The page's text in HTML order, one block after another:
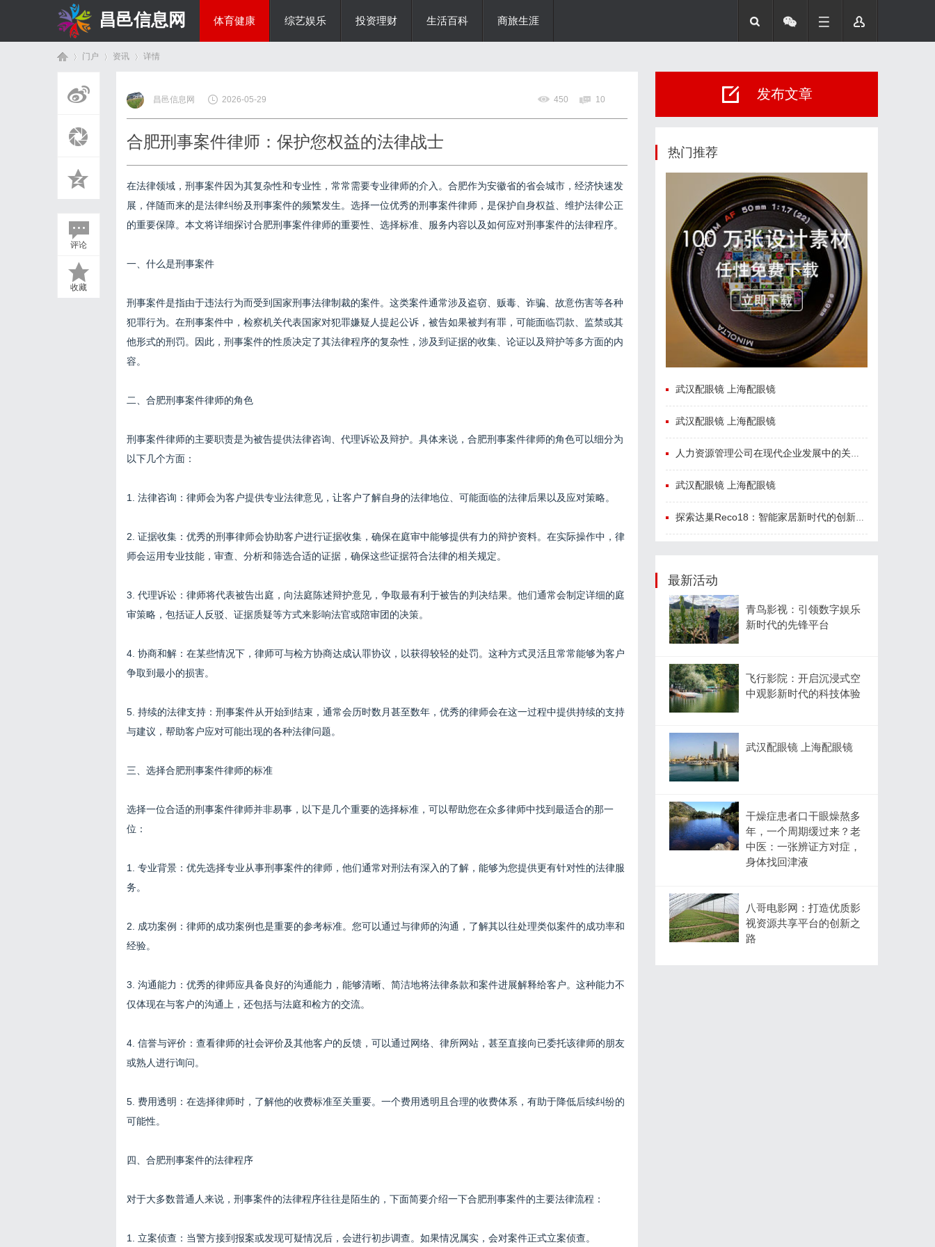
昌邑信息网 体育健康 综艺娱乐 投资理财 生活百科 商旅生涯
门户 资讯
›
详情
评论
收藏
昌邑信息网 2026-05-29 450 10
合肥刑事案件律师：保护您权益的法律战士
在法律领域，刑事案件因为其复杂性和专业性，常常需要专业律师的介入。合肥作为安徽省的省会城市，经济快速发
展，伴随而来的是法律纠纷及刑事案件的频繁发生。选择一位优秀的刑事案件律师，是保护自身权益、维护法律公正
的重要保障。本文将详细探讨合肥刑事案件律师的重要性、选择标准、服务内容以及如何应对刑事案件的法律程序。
一、什么是刑事案件
刑事案件是指由于违法行为而受到国家刑事法律制裁的案件。这类案件通常涉及盗窃、贩毒、诈骗、故意伤害等各种
犯罪行为。在刑事案件中，检察机关代表国家对犯罪嫌疑人提起公诉，被告如果被判有罪，可能面临罚款、监禁或其
他形式的刑罚。因此，刑事案件的性质决定了其法律程序的复杂性，涉及到证据的收集、论证以及辩护等多方面的内
容。
二、合肥刑事案件律师的角色
刑事案件律师的主要职责是为被告提供法律咨询、代理诉讼及辩护。具体来说，合肥刑事案件律师的角色可以细分为
以下几个方面：
1. 法律咨询：律师会为客户提供专业法律意见，让客户了解自身的法律地位、可能面临的法律后果以及应对策略。
2. 证据收集：优秀的刑事律师会协助客户进行证据收集，确保在庭审中能够提供有力的辩护资料。在实际操作中，律
师会运用专业技能，审查、分析和筛选合适的证据，确保这些证据符合法律的相关规定。
3. 代理诉讼：律师将代表被告出庭，向法庭陈述辩护意见，争取最有利于被告的判决结果。他们通常会制定详细的庭
审策略，包括证人反驳、证据质疑等方式来影响法官或陪审团的决策。
4. 协商和解：在某些情况下，律师可与检方协商达成认罪协议，以获得较轻的处罚。这种方式灵活且常常能够为客户
争取到最小的损害。
5. 持续的法律支持：刑事案件从开始到结束，通常会历时数月甚至数年，优秀的律师会在这一过程中提供持续的支持
与建议，帮助客户应对可能出现的各种法律问题。
三、选择合肥刑事案件律师的标准
选择一位合适的刑事案件律师并非易事，以下是几个重要的选择标准，可以帮助您在众多律师中找到最适合的那一
位：
1. 专业背景：优先选择专业从事刑事案件的律师，他们通常对刑法有深入的了解，能够为您提供更有针对性的法律服
务。
2. 成功案例：律师的成功案例也是重要的参考标准。您可以通过与律师的沟通，了解其以往处理类似案件的成功率和
经验。
3. 沟通能力：优秀的律师应具备良好的沟通能力，能够清晰、简洁地将法律条款和案件进展解释给客户。这种能力不
仅体现在与客户的沟通上，还包括与法庭和检方的交流。
4. 信誉与评价：查看律师的社会评价及其他客户的反馈，可以通过网络、律所网站，甚至直接向已委托该律师的朋友
或熟人进行询问。
5. 费用透明：在选择律师时，了解他的收费标准至关重要。一个费用透明且合理的收费体系，有助于降低后续纠纷的
可能性。
四、合肥刑事案件的法律程序
对于大多数普通人来说，刑事案件的法律程序往往是陌生的，下面简要介绍一下合肥刑事案件的主要法律流程：
1. 立案侦查：当警方接到报案或发现可疑情况后，会进行初步调查。如果情况属实，会对案件正式立案侦查。
发布文章
热门推荐
武汉配眼镜 上海配眼镜
武汉配眼镜 上海配眼镜
人力资源管理公司在现代企业发展中的关键作用及其管理策略解析
武汉配眼镜 上海配眼镜
探索达巢Reco18：智能家居新时代的创新之作
最新活动
青鸟影视：引领数字娱乐
新时代的先锋平台
飞行影院：开启沉浸式空
中观影新时代的科技体验
武汉配眼镜 上海配眼镜
干燥症患者口干眼燥熬多
年，一个周期缓过来？老
中医：一张辨证方对症，
身体找回津液
八哥电影网：打造优质影
视资源共享平台的创新之
路